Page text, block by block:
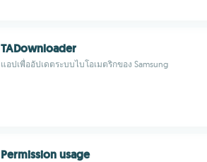
TADownloader
แอปเพื่ออัปเดตระบบไบโอเมตริกของ Samsung
Permission usage